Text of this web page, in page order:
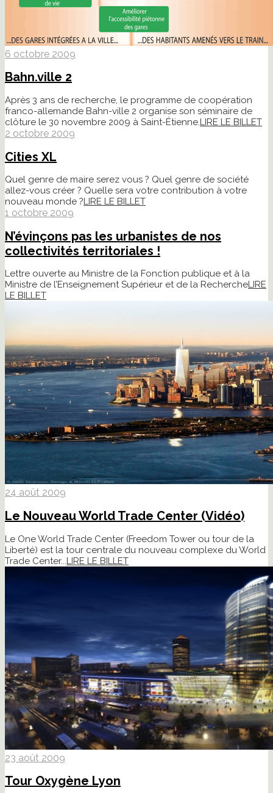
6 octobre 2009
Bahn.ville 2
Après 3 ans de recherche, le programme de coopération
franco-allemande Bahn-ville 2 organise son séminaire de
clôture le 30 novembre 2009 à Saint-Étienne.LIRE LE BILLET
2 octobre 2009
Cities XL
Quel genre de maire serez vous ? Quel genre de société
allez-vous créer ? Quelle sera votre contribution à votre
nouveau monde ?LIRE LE BILLET
1 octobre 2009
N’évinçons pas les urbanistes de nos
collectivités territoriales !
Lettre ouverte au Ministre de la Fonction publique et à la
Ministre de l’Enseignement Supérieur et de la RechercheLIRE
LE BILLET
24 août 2009
Le Nouveau World Trade Center (Vidéo)
Le One World Trade Center (Freedom Tower ou tour de la
Liberté) est la tour centrale du nouveau complexe du World
Trade Center... LIRE LE BILLET
23 août 2009
Tour Oxygène Lyon